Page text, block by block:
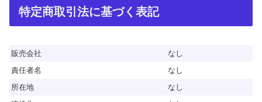
特定商取引法に基づく表記
販売会社
なし
責任者名
なし
所在地
なし